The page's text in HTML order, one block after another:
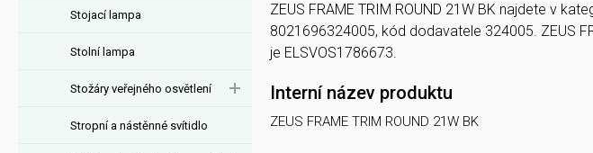
Stojací lampa
Stolní lampa
Stožáry veřejného osvětlení
Stropní a nástěnné svítidlo
ZEUS FRAME TRIM ROUND 21W BK najdete v
8021696324005, kód dodavatele 324005. ZEUS
je ELSVOS1786673.
Interní název produktu
ZEUS FRAME TRIM ROUND 21W BK